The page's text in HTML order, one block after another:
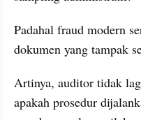
Padahal fraud modern
dokumen yang tampak
Artinya, auditor tidak
apakah prosedur